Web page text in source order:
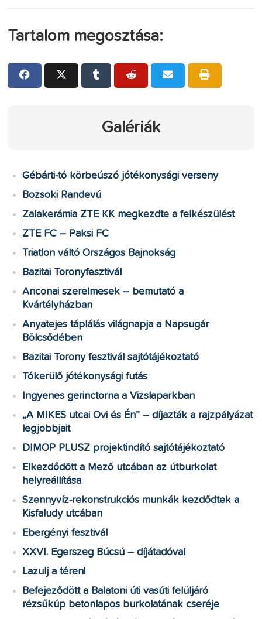
Tartalom megosztása:
Galériák
Gébárti-tó körbeúszó jótékonysági verseny
Bozsoki Randevú
Zalakerámia ZTE KK megkezdte a felkészülést
ZTE FC – Paksi FC
Triatlon váltó Országos Bajnokság
Bazitai Toronyfesztivál
Anconai szerelmesek – bemutató a
Kvártélyházban
Anyatejes táplálás világnapja a Napsugár
Bölcsődében
Bazitai Torony fesztivál sajtótájékoztató
Tókerülő jótékonysági futás
Ingyenes gerinctorna a Vizslaparkban
„A MIKES utcai Ovi és Én” – díjazták a rajzpályázat
legjobbjait
DIMOP PLUSZ projektindító sajtótájékoztató
Elkezdődött a Mező utcában az útburkolat
helyreállítása
Szennyvíz-rekonstrukciós munkák kezdődtek a
Kisfaludy utcában
Ebergényi fesztivál
XXVI. Egerszeg Búcsú – díjátadóval
Lazulj a téren!
Befejeződött a Balatoni úti vasúti felüljáró
rézsűkúp betonlapos burkolatának cseréje